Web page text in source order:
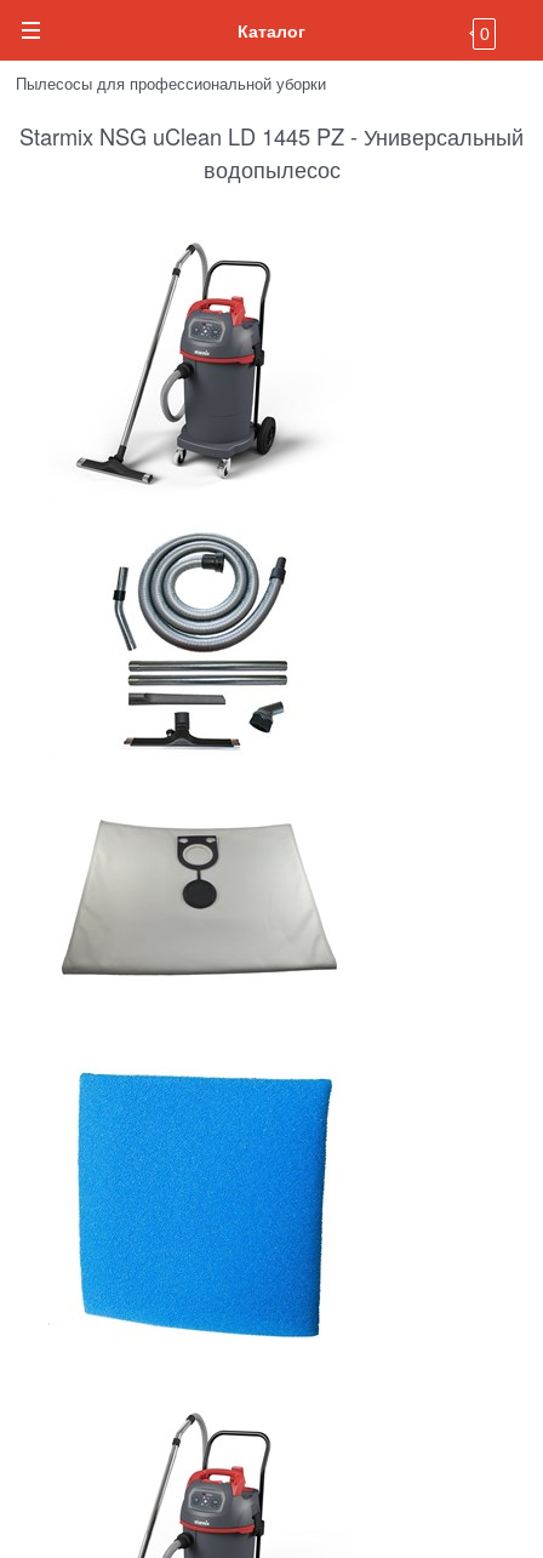
Каталог 0
Пылесосы для профессиональной уборки
Starmix NSG uClean LD 1445 PZ - Универсальный
водопылесос